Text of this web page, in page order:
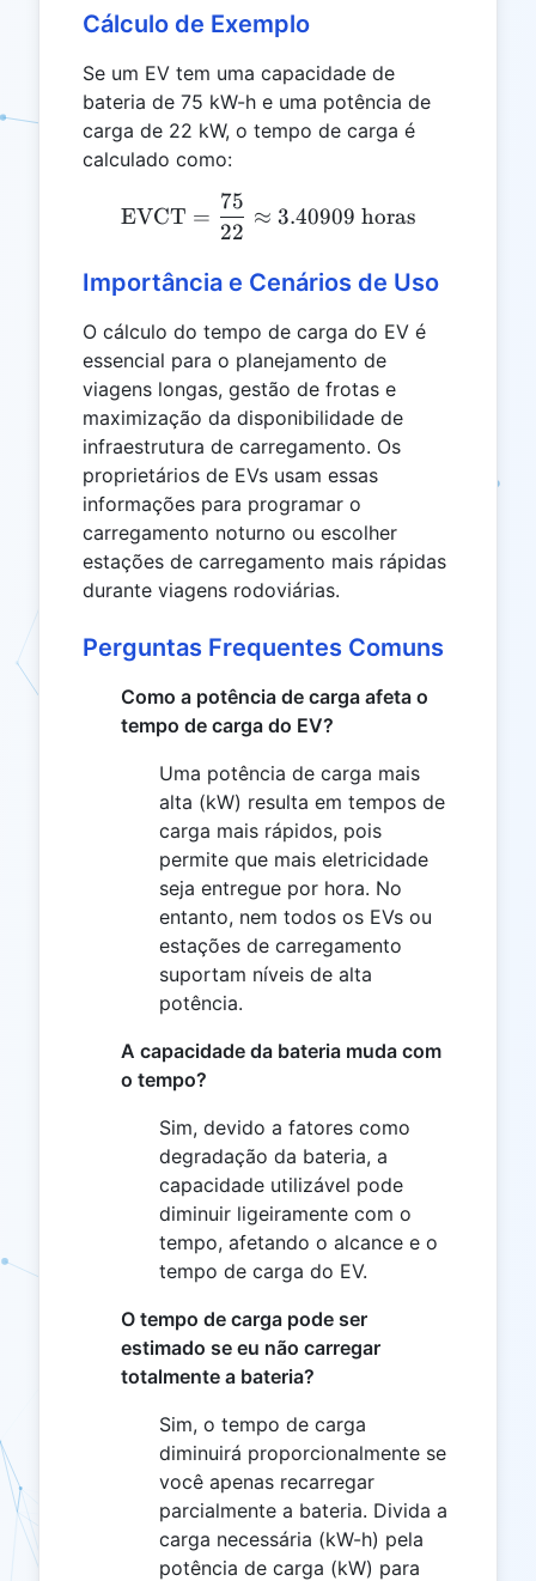
Cálculo de Exemplo
Se um EV tem uma capacidade de
bateria de 75 kW-h e uma potência de
carga de 22 kW, o tempo de carga é
calculado como:
\text{EVCT} =
EVCT =
22
75
≈ 3.40909 horas
Importância e Cenários de Uso
O cálculo do tempo de carga do EV é
essencial para o planejamento de
viagens longas, gestão de frotas e
maximização da disponibilidade de
infraestrutura de carregamento. Os
proprietários de EVs usam essas
informações para programar o
carregamento noturno ou escolher
estações de carregamento mais rápidas
durante viagens rodoviárias.
Perguntas Frequentes Comuns
Como a potência de carga afeta o
tempo de carga do EV?
Uma potência de carga mais
alta (kW) resulta em tempos de
carga mais rápidos, pois
permite que mais eletricidade
seja entregue por hora. No
entanto, nem todos os EVs ou
estações de carregamento
suportam níveis de alta
potência.
A capacidade da bateria muda com
o tempo?
Sim, devido a fatores como
degradação da bateria, a
capacidade utilizável pode
diminuir ligeiramente com o
tempo, afetando o alcance e o
tempo de carga do EV.
O tempo de carga pode ser
estimado se eu não carregar
totalmente a bateria?
Sim, o tempo de carga
diminuirá proporcionalmente se
você apenas recarregar
parcialmente a bateria. Divida a
carga necessária (kW-h) pela
potência de carga (kW) para